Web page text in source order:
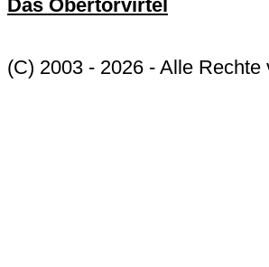
Das Obertorvirtel
(C) 2003 - 2026 - Alle Rechte